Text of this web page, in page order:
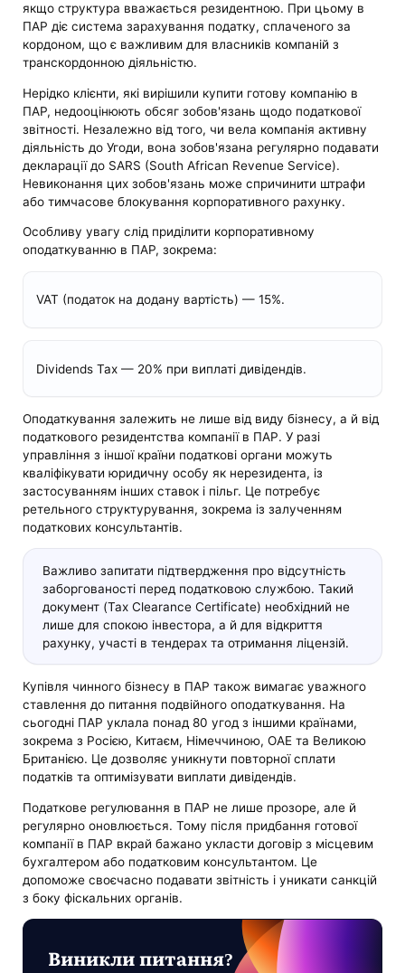
якщо структура вважається резидентною. При цьому в
ПАР діє система зарахування податку, сплаченого за
кордоном, що є важливим для власників компаній з
транскордонною діяльністю.
Нерідко клієнти, які вирішили купити готову компанію в
ПАР, недооцінюють обсяг зобов'язань щодо податкової
звітності. Незалежно від того, чи вела компанія активну
діяльність до Угоди, вона зобов'язана регулярно подавати
декларації до SARS (South African Revenue Service).
Невиконання цих зобов'язань може спричинити штрафи
або тимчасове блокування корпоративного рахунку.
Особливу увагу слід приділити корпоративному
оподаткуванню в ПАР, зокрема:
VAT (податок на додану вартість) — 15%.
Dividends Tax — 20% при виплаті дивідендів.
Оподаткування залежить не лише від виду бізнесу, а й від
податкового резидентства компанії в ПАР. У разі
управління з іншої країни податкові органи можуть
кваліфікувати юридичну особу як нерезидента, із
застосуванням інших ставок і пільг. Це потребує
ретельного структурування, зокрема із залученням
податкових консультантів.
Важливо запитати підтвердження про відсутність
заборгованості перед податковою службою. Такий
документ (Tax Clearance Certificate) необхідний не
лише для спокою інвестора, а й для відкриття
рахунку, участі в тендерах та отримання ліцензій.
Купівля чинного бізнесу в ПАР також вимагає уважного
ставлення до питання подвійного оподаткування. На
сьогодні ПАР уклала понад 80 угод з іншими країнами,
зокрема з Росією, Китаєм, Німеччиною, ОАЕ та Великою
Британією. Це дозволяє уникнути повторної сплати
податків та оптимізувати виплати дивідендів.
Податкове регулювання в ПАР не лише прозоре, але й
регулярно оновлюється. Тому після придбання готової
компанії в ПАР вкрай бажано укласти договір з місцевим
бухгалтером або податковим консультантом. Це
допоможе своєчасно подавати звітність і уникати санкцій
з боку фіскальних органів.
Виникли питання?